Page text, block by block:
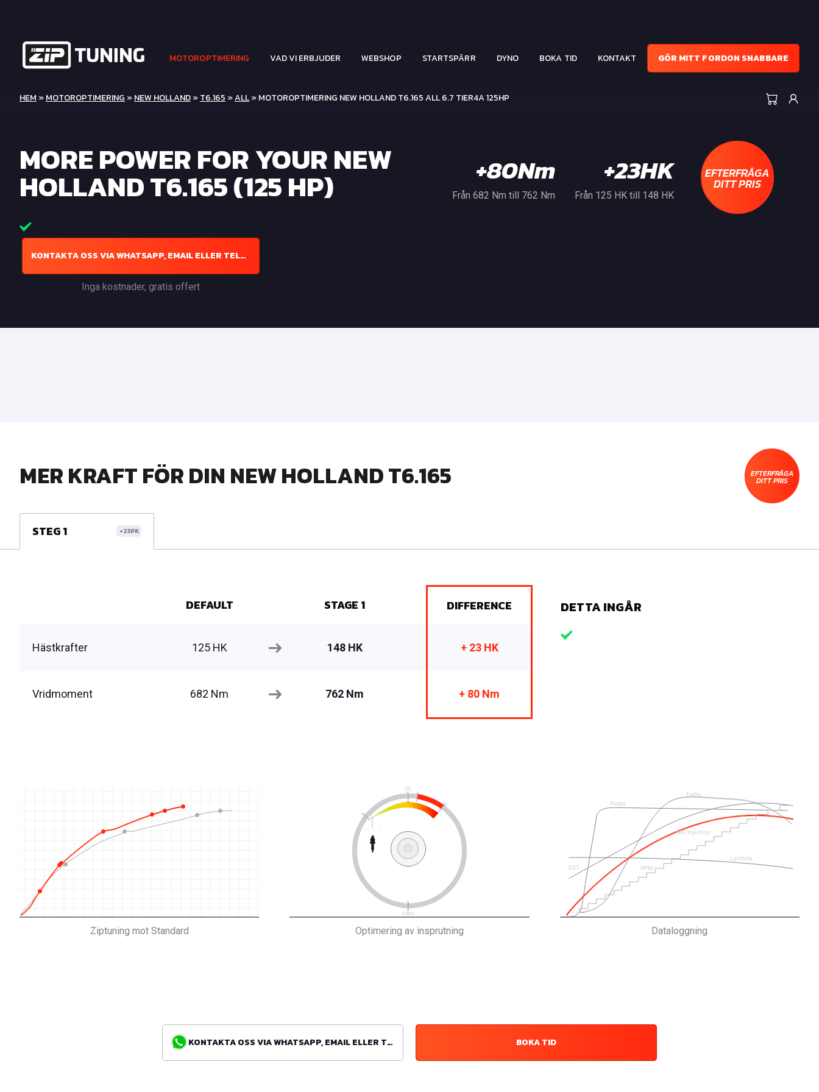
MOTOROPTIMERING VAD VI ERBJUDER WEBSHOP STARTSPÄRR DYNO BOKA TID KONTAKT GÖR MITT FORDON SNABBARE
HEM »MOTOROPTIMERING »NEW HOLLAND»T6.165 »ALL» MOTOROPTIMERING NEW HOLLAND T6.165 ALL 6.7 TIER4A 125HP
MORE POWER FOR YOUR NEW
HOLLAND T6.165 (125 HP)
KONTAKTA OSS VIA WHATSAPP, EMAIL ELLER TELEFON
Inga kostnader, gratis offert
+80Nm
Från 682 Nm till 762 Nm
+23HK
Från 125 HK till 148 HK
EFTERFRÅGA
DITT PRIS
MER KRAFT FÖR DIN NEW HOLLAND T6.165 EFTERFRÅGA
DITT PRIS
STEG 1 +23PK
DEFAULT STAGE 1 DIFFERENCE
Hästkrafter 125 HK 148 HK + 23 HK
Vridmoment 682 Nm 762 Nm + 80 Nm
DETTA INGÅR
Ziptuning mot Standard Optimering av insprutning Dataloggning
KONTAKTA OSS VIA WHATSAPP, EMAIL ELLER TELEFON BOKA TID